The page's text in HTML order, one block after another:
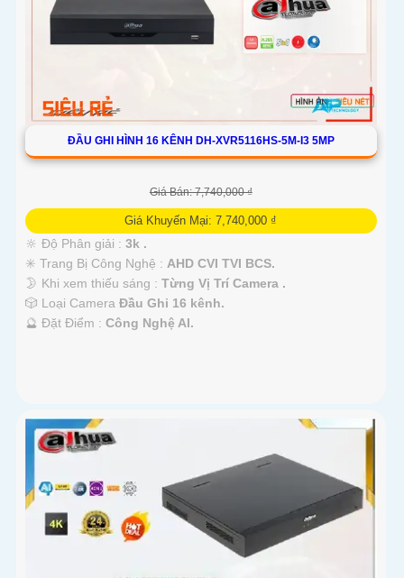
ĐẦU GHI HÌNH 16 KÊNH DH-XVR5116HS-5M-I3 5MP
Giá Bán: 7,740,000 ₫
Giá Khuyến Mại: 7,740,000 ₫
🔆 Độ Phân giải : 3k .
✳️ Trang Bị Công Nghệ : AHD CVI TVI BCS.
🌛 Khi xem thiếu sáng : Từng Vị Trí Camera .
🎲 Loại Camera Đầu Ghi 16 kênh.
️🔮 Đặt Điểm : Công Nghệ AI.